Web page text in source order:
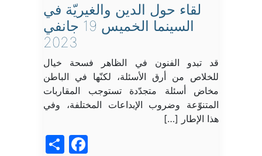
لقاء حول الدين والغيريّة في
السينما الخميس 19 جانفي
2023
قد تبدو الفنون في الظاهر فسحة خيال
للخلاص من أرق الأسئلة، لكنّها في الباطن
مخاض أسئلة متجدّدة تستوجب المقاربات
المتنوّعة وضروب الإبداعات المختلفة، وفي
هذا الإطار […]